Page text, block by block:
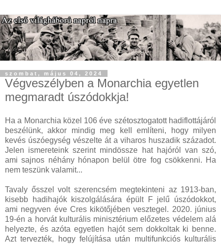
szombat, május 04, 2024
Végveszélyben a Monarchia egyetlen
megmaradt úszódokkja!
Ha a Monarchia közel 106 éve szétosztogatott hadiflottájáról
beszélünk, akkor mindig meg kell említeni, hogy milyen
kevés úszóegység vészelte át a viharos huszadik századot.
Jelen ismereteink szerint mindössze hat hajóról van szó,
ami sajnos néhány hónapon belül ötre fog csökkenni. Ha
nem teszünk valamit...
Tavaly ősszel volt szerencsém megtekinteni az 1913-ban,
kisebb hadihajók kiszolgálására épült F jelű úszódokkot,
ami negyven éve Cres kikötőjében vesztegel. 2020. június
19-én a horvát kulturális minisztérium előzetes védelem alá
helyezte, és azóta egyetlen hajót sem dokkoltak ki benne.
Azt tervezték, hogy felújítása után multifunkciós kulturális